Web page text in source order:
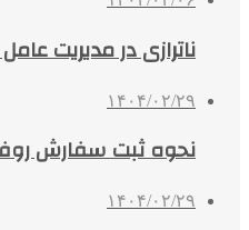
ناترازی در مدیریت
۱۴۰۴/۰۲/۲۹
نحوه ثبت سفارش
۱۴۰۴/۰۲/۲۹